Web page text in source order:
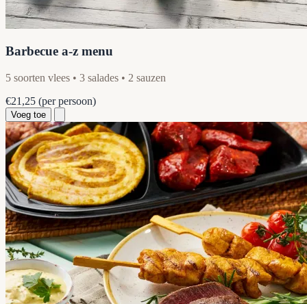
Barbecue a-z menu
5 soorten vlees • 3 salades • 2 sauzen
€21,25 (per persoon)
Voeg toe